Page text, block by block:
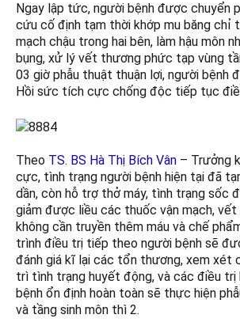
Ngay lập tức, người bệnh được chuyển
cứu cố định tạm thời khớp mu băng chỉ
mạch chậu trong hai bên, làm hậu môn
bụng, xử lý vết thương phức tạp vùng
03 giờ phẫu thuật thuận lợi, người bệnh
Hồi sức tích cực chống độc tiếp tục
Theo TS. BS Hà Thị Bích Vân – Trưởng
cực, tình trạng người bệnh hiện tại đã
dần, còn hỗ trợ thở máy, tình trạng sốc
giảm được liều các thuốc vận mạch, vết
không cần truyền thêm máu và chế
trình điều trị tiếp theo người bệnh sẽ
đánh giá kĩ lại các tổn thương, xem xét
trì tình trạng huyết động, và các điều trị
bệnh ổn định hoàn toàn sẽ thực hiện
và tầng sinh môn thì 2.